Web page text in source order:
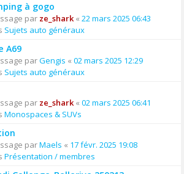
à gogo
par ze_shark« 22 mars 2025 06:43
Sujets auto généraux
A69
parGengis « 02 mars 2025 12:29
Sujets auto généraux
par ze_shark« 02 mars 2025 06:41
Monospaces & SUVs
parMaels « 17 févr. 2025 19:08
Présentation / membres